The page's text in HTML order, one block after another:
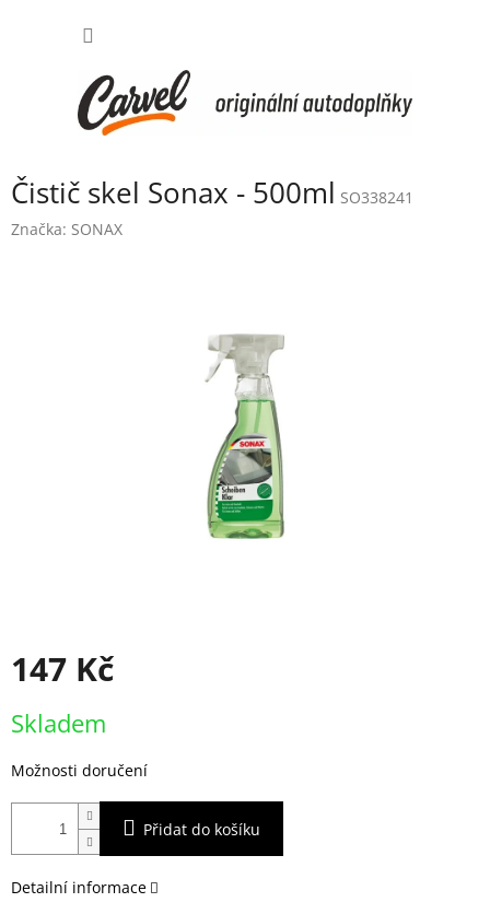
Čistič skel Sonax - 500ml SO338241
Značka: SONAX
147 Kč
cena:
Skladem
Možnosti doručení
Přidat do košíku
Detailní informace